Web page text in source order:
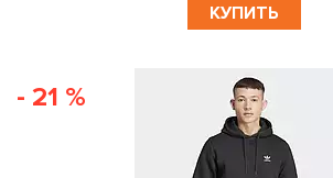
КУПИТЬ
- 21 %